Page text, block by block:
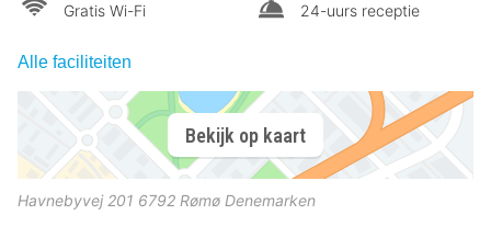
Gratis Wi-Fi
24-uurs receptie
Alle faciliteiten
Bekijk op kaart
Havnebyvej 201 6792 Rømø Denemarken